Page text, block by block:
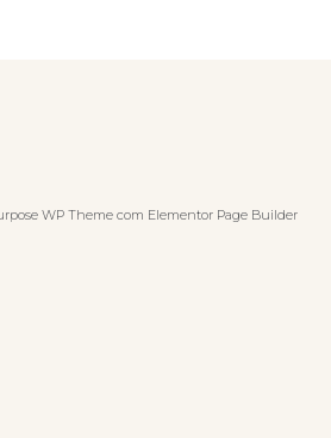
WP Theme com Elementor Page Builder